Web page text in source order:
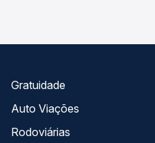
Gratuidade
Auto Viações
Rodoviárias